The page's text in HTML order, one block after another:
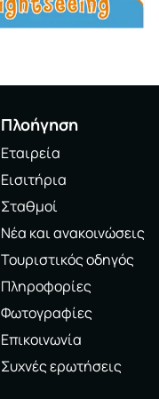
Πλοήγηση
Εταιρεία
Εισιτήρια
Σταθμοί
Νέα και ανακοινώσεις
Τουριστικός οδηγός
Πληροφορίες
Φωτογραφίες
Επικοινωνία
Συχνές ερωτήσεις